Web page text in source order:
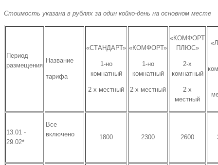
Стоимость указана в рублях за один койко-день на основном месте
Период
размещения
Название
тарифа
«СТАНДАРТ»
1-но
комнатный
2-х местный
«КОМФОРТ»
1-но
комнатный
2-х местный
«КОМФОРТ
ПЛЮС»
2-х
комнатный
2-х
местный
13.01 -
29.02*
Все
включено
1800 2300 2600